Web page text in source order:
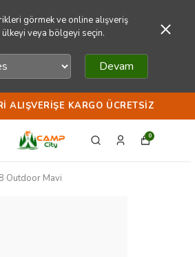
görmek ve online alışveriş
veya bölgeyi seçin.
Devam
ALIŞVERIŞE KARGO ÜCRETSIZ
0
Outdoor Mavi